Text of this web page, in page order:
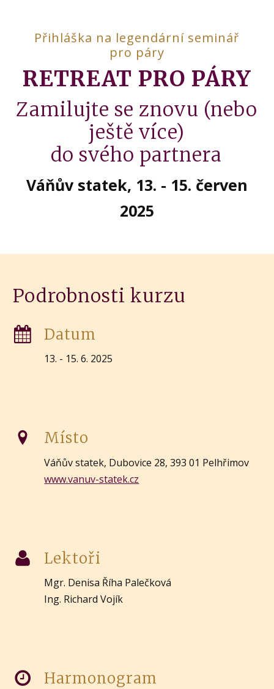
Přihláška na legendární seminář
pro páry
RETREAT PRO PÁRY
Zamilujte se znovu (nebo
ještě více)
do svého partnera
Váňův statek, 13. - 15. červen
2025
Podrobnosti kurzu
Datum
13. - 15. 6. 2025
Místo
Váňův statek, Dubovice 28, 393 01 Pelhřimov
www.vanuv-statek.cz
Lektoři
Mgr. Denisa Říha Palečková
Ing. Richard Vojík
Harmonogram